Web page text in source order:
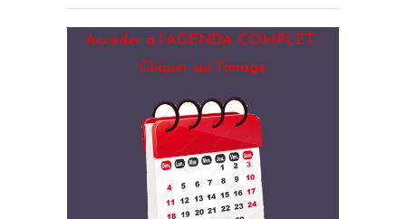
Accéder à l’AGENDA COMPLET :
Cliquer sur l’image